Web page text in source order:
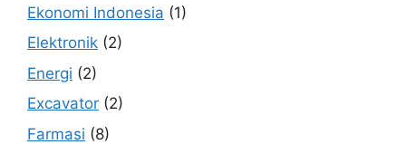
Ekonomi Indonesia (1)
Elektronik (2)
Energi (2)
Excavator (2)
Farmasi (8)